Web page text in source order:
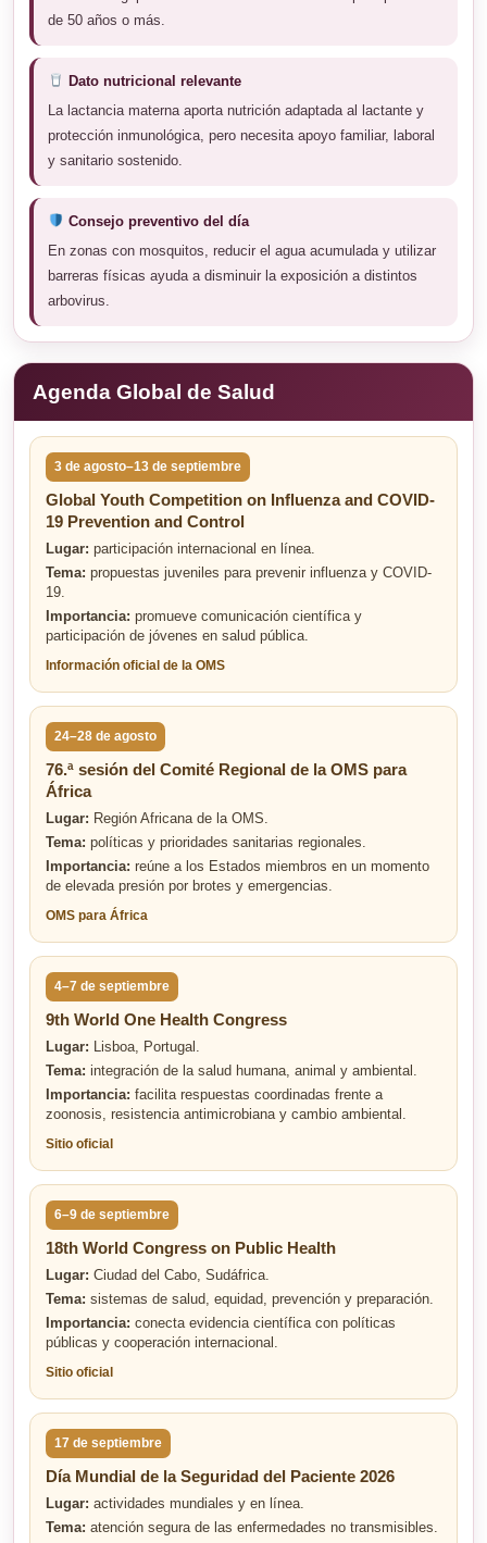
de 50 años o más.
Dato nutricional relevante
La lactancia materna aporta nutrición adaptada al lactante y
protección inmunológica, pero necesita apoyo familiar, laboral
y sanitario sostenido.
Consejo preventivo del día
En zonas con mosquitos, reducir el agua acumulada y utilizar
barreras físicas ayuda a disminuir la exposición a distintos
arbovirus.
Agenda Global de Salud
3 de agosto–13 de septiembre
Global Youth Competition on Influenza and COVID-
19 Prevention and Control
Lugar: participación internacional en línea.
Tema: propuestas juveniles para prevenir influenza y COVID-
19.
Importancia: promueve comunicación científica y
participación de jóvenes en salud pública.
Información oficial de la OMS
24–28 de agosto
76.ª sesión del Comité Regional de la OMS para
África
Lugar: Región Africana de la OMS.
Tema: políticas y prioridades sanitarias regionales.
Importancia: reúne a los Estados miembros en un momento
de elevada presión por brotes y emergencias.
OMS para África
4–7 de septiembre
9th World One Health Congress
Lugar: Lisboa, Portugal.
Tema: integración de la salud humana, animal y ambiental.
Importancia: facilita respuestas coordinadas frente a
zoonosis, resistencia antimicrobiana y cambio ambiental.
Sitio oficial
6–9 de septiembre
18th World Congress on Public Health
Lugar: Ciudad del Cabo, Sudáfrica.
Tema: sistemas de salud, equidad, prevención y preparación.
Importancia: conecta evidencia científica con políticas
públicas y cooperación internacional.
Sitio oficial
17 de septiembre
Día Mundial de la Seguridad del Paciente 2026
Lugar: actividades mundiales y en línea.
Tema: atención segura de las enfermedades no transmisibles.